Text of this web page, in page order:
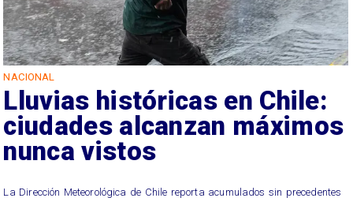
NACIONAL
Lluvias históricas en Chile:
ciudades alcanzan máximos
nunca vistos
La Dirección Meteorológica de Chile reporta acumulados sin precedentes